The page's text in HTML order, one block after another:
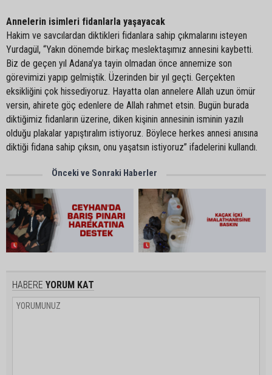
Annelerin isimleri fidanlarla yaşayacak
Hakim ve savcılardan diktikleri fidanlara sahip çıkmalarını isteyen
Yurdagül, “Yakın dönemde birkaç meslektaşımız annesini kaybetti.
Biz de geçen yıl Adana’ya tayin olmadan önce annemize son
görevimizi yapıp gelmiştik. Üzerinden bir yıl geçti. Gerçekten
eksikliğini çok hissediyoruz. Hayatta olan annelere Allah uzun ömür
versin, ahirete göç edenlere de Allah rahmet etsin. Bugün burada
diktiğimiz fidanların üzerine, diken kişinin annesinin isminin yazılı
olduğu plakalar yapıştıralım istiyoruz. Böylece herkes annesi anısına
diktiği fidana sahip çıksın, onu yaşatsın istiyoruz” ifadelerini kullandı.
Önceki ve Sonraki Haberler
HABERE YORUM KAT